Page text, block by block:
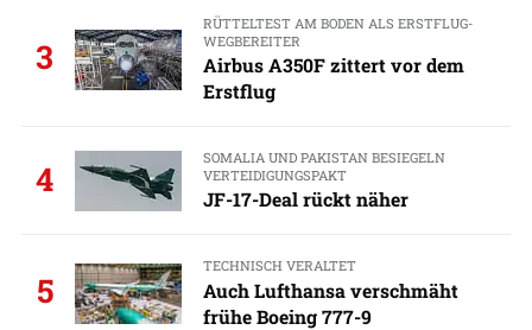
3
RÜTTELTEST AM BODEN ALS ERSTFLUG-
WEGBEREITER
Airbus A350F zittert vor dem
Erstflug
4
SOMALIA UND PAKISTAN BESIEGELN
VERTEIDIGUNGSPAKT
JF-17-Deal rückt näher
5
TECHNISCH VERALTET
Auch Lufthansa verschmäht
frühe Boeing 777-9